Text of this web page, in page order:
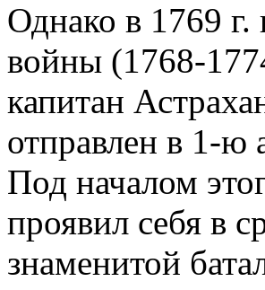
Однако в 1769 г.
войны (1768-
капитан
отправлен в 1-
Под началом
проявил себя в
знаменитой